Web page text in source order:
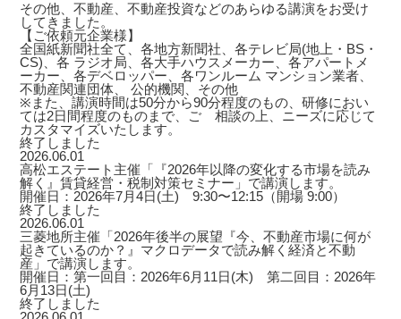
その他、不動産、不動産投資などのあらゆる講演をお受け
してきました。
【ご依頼元企業様】
全国紙新聞社全て、各地方新聞社、各テレビ局(地上・BS・
CS)、各 ラジオ局、各大手ハウスメーカー、各アパートメ
ーカー、各デベロッパー、各ワンルーム マンション業者、
不動産関連団体、 公的機関、その他
※また、講演時間は50分から90分程度のもの、研修におい
ては2日間程度のものまで、ご゙相談の上、ニーズに応じて
カスタマイズいたします。
終了しました
2026.06.01
高松エステート主催「『2026年以降の変化する市場を読み
解く』賃貸経営・税制対策セミナー」で講演します。
開催日：2026年7月4日(土) 9:30〜12:15（開場 9:00）
終了しました
2026.06.01
三菱地所主催「2026年後半の展望『今、不動産市場に何が
起きているのか？』マクロデータで読み解く経済と不動
産」で講演します。
開催日：第一回目：2026年6月11日(木) 第二回目：2026年
6月13日(土)
終了しました